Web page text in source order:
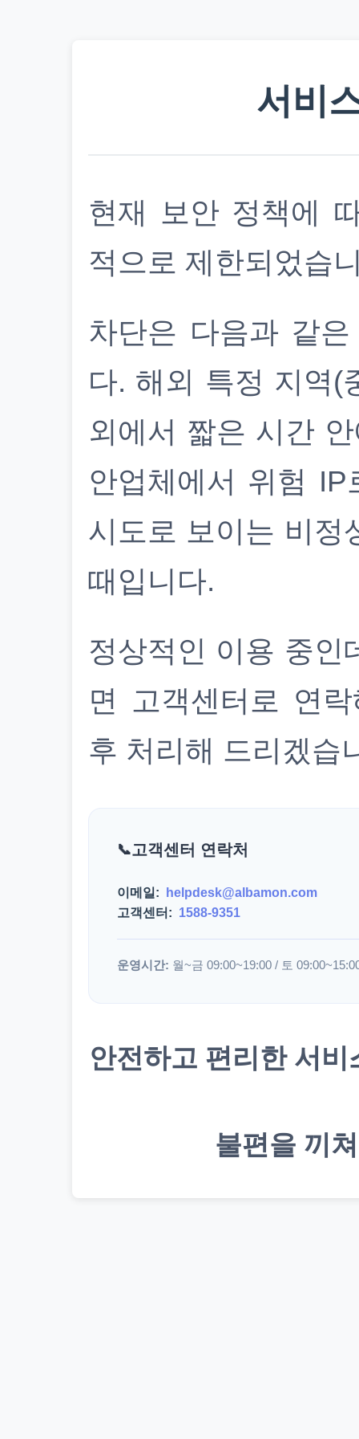
서비
현재 보안 정책에
적으로 제한되었습
차단은 다음과 같
다. 해외 특정 지역(
외에서 짧은 시간
안업체에서 위험
시도로 보이는 비정
때입니다.
정상적인 이용 중인
면 고객센터로 연
후 처리해 드리겠습
고객센터 연락처
이메일:
helpdesk@albamon.com
고객센터: 1588-9351
운영시간: 월~금 09:00~19:00 / 토
안전하고 편리한 서
불편을 끼